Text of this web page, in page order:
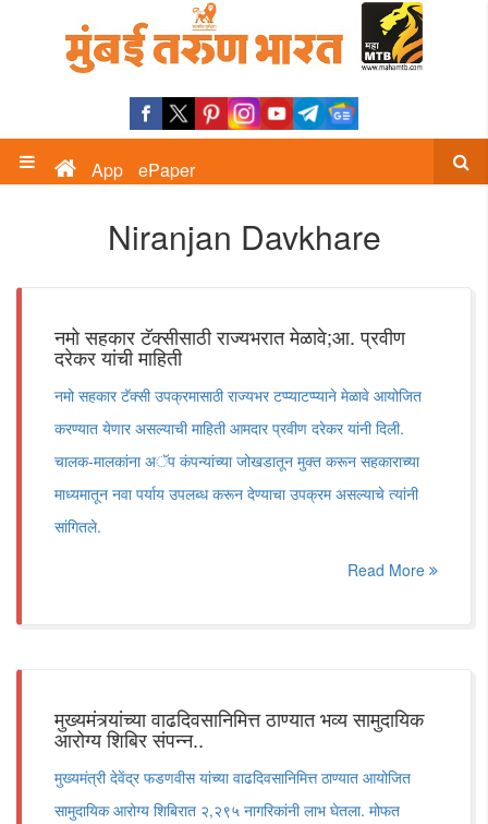
App ePaper
Niranjan Davkhare
नमो सहकार टॅक्सीसाठी राज्यभरात मेळावे;आ. प्रवीण
दरेकर यांची माहिती
नमो सहकार टॅक्सी उपक्रमासाठी राज्यभर टप्प्याटप्प्याने मेळावे आयोजित
करण्यात येणार असल्याची माहिती आमदार प्रवीण दरेकर यांनी दिली.
चालक-मालकांना अॅप कंपन्यांच्या जोखडातून मुक्त करून सहकाराच्या
माध्यमातून नवा पर्याय उपलब्ध करून देण्याचा उपक्रम असल्याचे त्यांनी
सांगितले.
Read More
मुख्यमंत्र्यांच्या वाढदिवसानिमित्त ठाण्यात भव्य सामुदायिक
आरोग्य शिबिर संपन्न..
मुख्यमंत्री देवेंद्र फडणवीस यांच्या वाढदिवसानिमित्त ठाण्यात आयोजित
सामुदायिक आरोग्य शिबिरात २,२९५ नागरिकांनी लाभ घेतला. मोफत